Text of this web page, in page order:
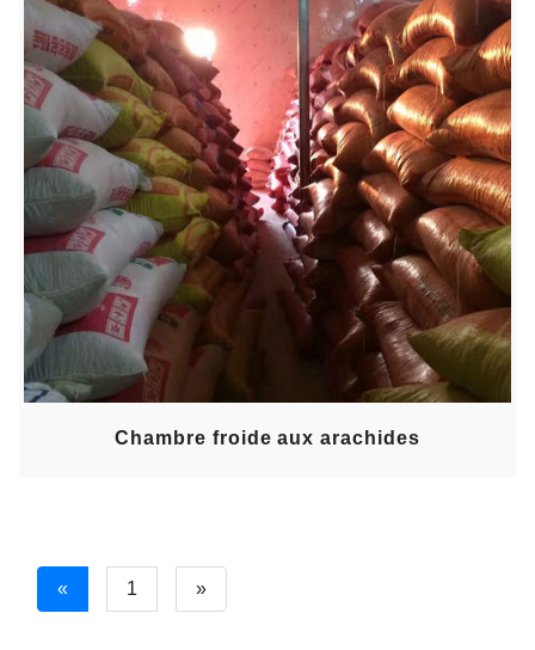
Chambre froide aux arachides
«Previous1 »Next